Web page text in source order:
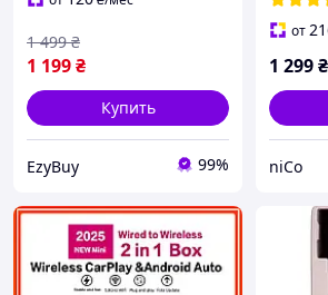
1 199₴
1 499 ₴
Купить
EzyBuy 99%
от
1 299₴
niCo